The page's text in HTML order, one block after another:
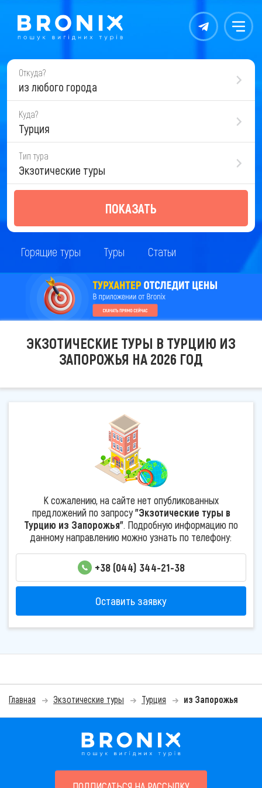
Контакты Меню
Откуда?
из любого города
Куда?
Турция
Тип тура
Экзотические туры
ПОКАЗАТЬ
Горящие туры Туры Статьи
ЭКЗОТИЧЕСКИЕ ТУРЫ В ТУРЦИЮ ИЗ
ЗАПОРОЖЬЯ НА 2026 ГОД
К сожалению, на сайте нет опубликованных
предложений по запросу"Экзотические туры в
Турцию из Запорожья". Подробную информацию по
данному направлению можно узнать по телефону:
+38 (044) 344-21-38
Оставить заявку
Главная Экзотические туры Турция из Запорожья